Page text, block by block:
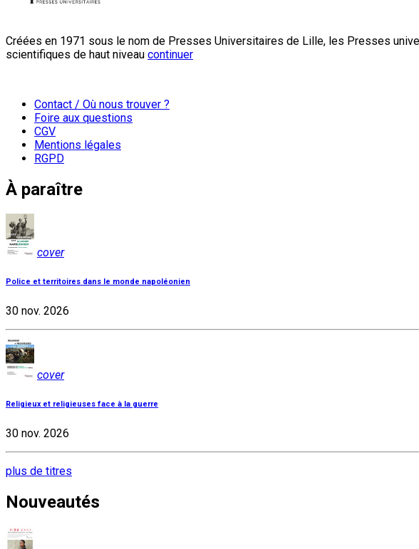
Créées en 1971 sous le nom de Presses Universitaires de Lille, les Presses
scientifiques de haut niveau continuer
Contact / Où nous trouver ?
Foire aux questions
CGV
Mentions légales
RGPD
À paraître
cover
Police et territoires dans le monde napoléonien
30 nov. 2026
cover
Religieux et religieuses face à la guerre
30 nov. 2026
plus de titres
Nouveautés